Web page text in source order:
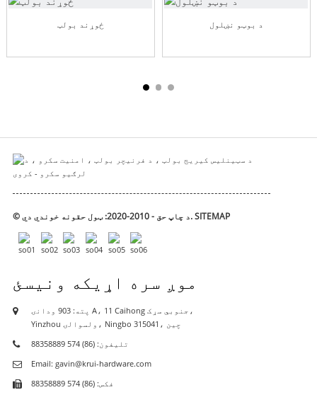
ځوړند بولټ د بوټو نښلول
© د چاپ حق - 2010-2020: ټول حقونه خوندي دي. SITEMAP
موږ سره اړیکه ونیسئ
پته: 903 ودانۍ A، 11 Caihong جنوبي سړک،
Yinzhou ولسوالۍ، Ningbo 315041، چین
تلیفون: (86) 574 88358889
Email: gavin@krui-hardware.com
فکس: (86) 574 88358889